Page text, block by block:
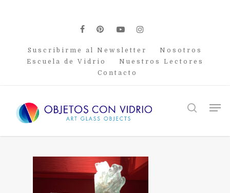
facebook
pinterest
youtubeinstagram
Suscribirme al Newsletter
Nosotros
Escuela de Vidrio
Nuestros Lectores
Contacto
search